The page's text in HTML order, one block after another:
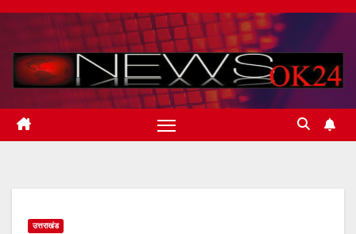
Skip
content
उत्तराखंड